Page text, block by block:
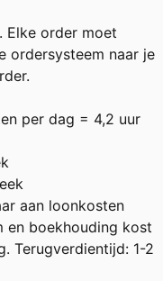
Elke order moet
ordersysteem naar je
per dag = 4,2 uur
aan loonkosten
en boekhouding kost
Terugverdientijd: 1-2